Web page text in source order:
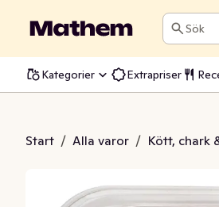
Sök
Kategorier Extrapriser
Start / Alla varor / Kött, chark